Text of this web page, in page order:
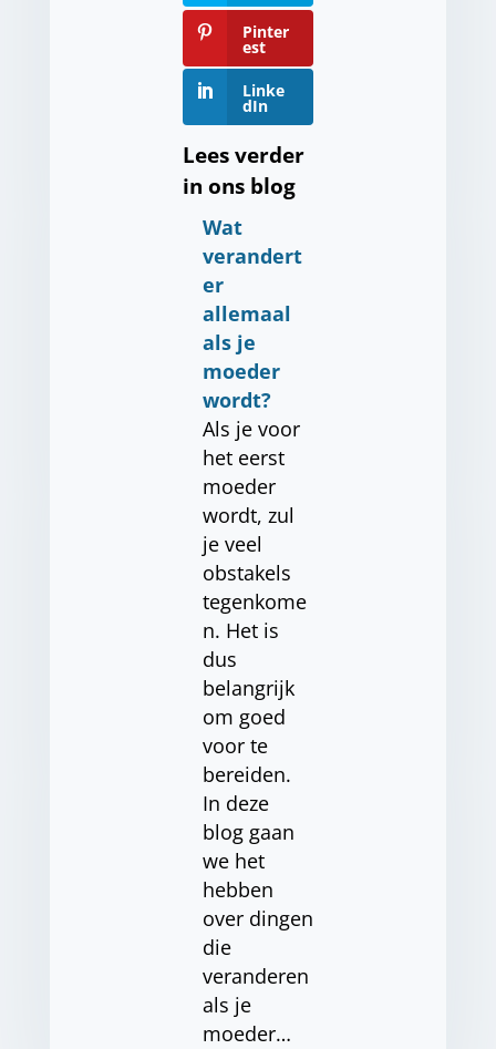
Pinter
est
Linke
dIn
Lees verder
in ons blog
Wat
verandert
er
allemaal
als je
moeder
wordt?
Als je voor
het eerst
moeder
wordt, zul
je veel
obstakels
tegenkome
n. Het is
dus
belangrijk
om goed
voor te
bereiden.
In deze
blog gaan
we het
hebben
over dingen
die
veranderen
als je
moeder…